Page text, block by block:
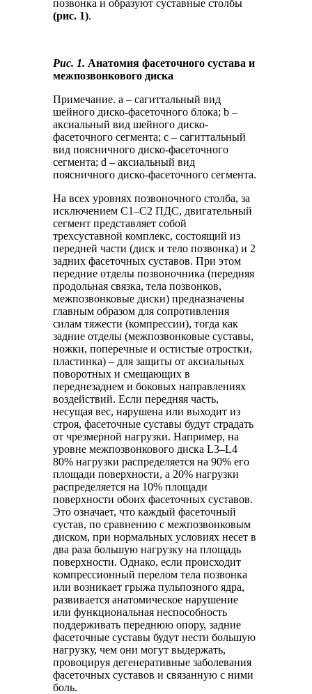
позвонка и образуют суставные столбы
(рис. 1).
Рис. 1. Анатомия фасеточного сустава и
межпозвонкового диска
Примечание. a – сагиттальный вид
шейного диско-фасеточного блока; b –
аксиальный вид шейного диско-
фасеточного сегмента; c – сагиттальный
вид поясничного диско-фасеточного
сегмента; d – аксиальный вид
поясничного диско-фасеточного сегмента.
На всех уровнях позвоночного столба, за
исключением C1–C2 ПДС, двигательный
сегмент представляет собой
трехсуставной комплекс, состоящий из
передней части (диск и тело позвонка) и 2
задних фасеточных суставов. При этом
передние отделы позвоночника (передняя
продольная связка, тела позвонков,
межпозвонковые диски) предназначены
главным образом для сопротивления
силам тяжести (компрессии), тогда как
задние отделы (межпозвонковые суставы,
ножки, поперечные и остистые отростки,
пластинка) – для защиты от аксиальных
поворотных и смещающих в
переднезаднем и боковых направлениях
воздействий. Если передняя часть,
несущая вес, нарушена или выходит из
строя, фасеточные суставы будут страдать
от чрезмерной нагрузки. Например, на
уровне межпозвонкового диска L3–L4
80% нагрузки распределяется на 90% его
площади поверхности, а 20% нагрузки
распределяется на 10% площади
поверхности обоих фасеточных суставов.
Это означает, что каждый фасеточный
сустав, по сравнению с межпозвонковым
диском, при нормальных условиях несет в
два раза большую нагрузку на площадь
поверхности. Однако, если происходит
компрессионный перелом тела позвонка
или возникает грыжа пульпозного ядра,
развивается анатомическое нарушение
или функциональная неспособность
поддерживать переднюю опору, задние
фасеточные суставы будут нести большую
нагрузку, чем они могут выдержать,
провоцируя дегенеративные заболевания
фасеточных суставов и связанную с ними
боль.